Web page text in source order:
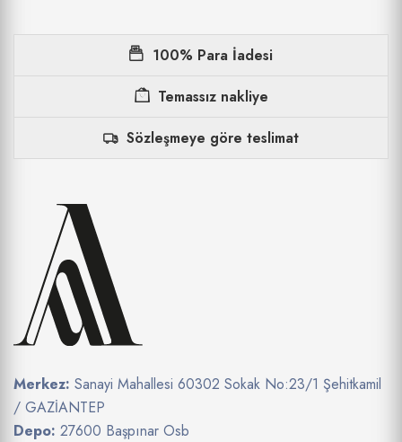
100% Para İadesi
Temassız nakliye
Sözleşmeye göre teslimat
Merkez: Sanayi Mahallesi 60302 Sokak No:23/1 Şehitkamil
/ GAZİANTEP
Depo: 27600 Başpınar Osb